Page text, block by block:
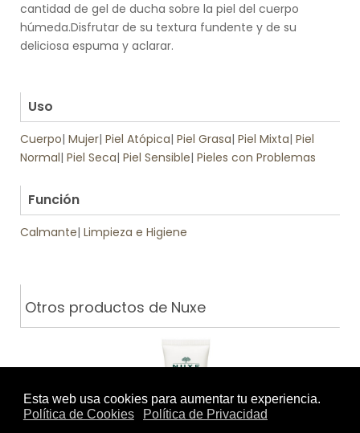
cantidad de gel de ducha sobre la piel del cuerpo
húmeda.Disfrutar de su textura fundente y de su
deliciosa espuma y aclarar.
Uso
Cuerpo| Mujer| Piel Atópica| Piel Grasa| Piel Mixta| Piel
Normal| Piel Seca| Piel Sensible| Pieles con Problemas
Función
Calmante| Limpieza e Higiene
Otros productos de Nuxe